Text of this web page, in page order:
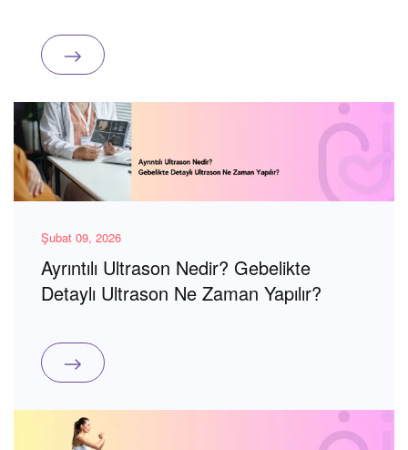
Şubat 09, 2026
Ayrıntılı Ultrason Nedir? Gebelikte
Detaylı Ultrason Ne Zaman Yapılır?